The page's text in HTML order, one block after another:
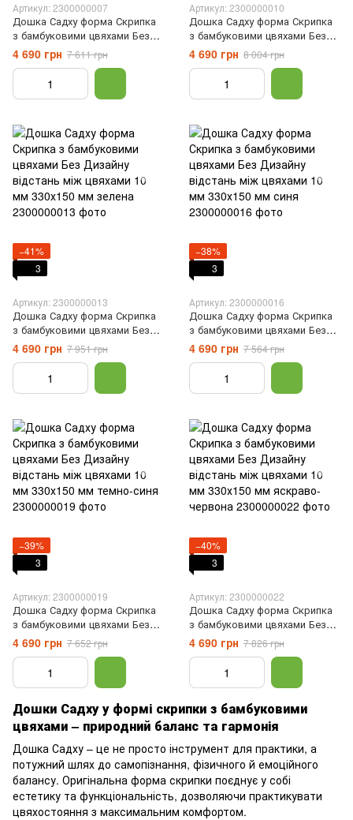
Артикул: 2300000007
Дошка Садху форма Скрипка
з бамбуковими цвяхами Без
Дизайну відстань між цвяхами
10 мм 330х150 мм червона
4 690 грн 7 611 грн
Артикул: 2300000010
Дошка Садху форма Скрипка
з бамбуковими цвяхами Без
Дизайну відстань між цвяхами
10 мм 330х150 мм коричнева
4 690 грн 8 004 грн
−41%
3
Артикул: 2300000013
Дошка Садху форма Скрипка
з бамбуковими цвяхами Без
Дизайну відстань між цвяхами
10 мм 330х150 мм зелена
4 690 грн 7 951 грн
−38%
3
Артикул: 2300000016
Дошка Садху форма Скрипка
з бамбуковими цвяхами Без
Дизайну відстань між цвяхами
10 мм 330х150 мм синя
4 690 грн 7 564 грн
−39%
3
Артикул: 2300000019
Дошка Садху форма Скрипка
з бамбуковими цвяхами Без
Дизайну відстань між цвяхами
10 мм 330х150 мм темно-синя
4 690 грн 7 652 грн
−40%
3
Артикул: 2300000022
Дошка Садху форма Скрипка
з бамбуковими цвяхами Без
Дизайну відстань між цвяхами
10 мм 330х150 мм яскраво-
червона
4 690 грн 7 826 грн
Дошки Садху у формі скрипки з бамбуковими
цвяхами – природний баланс та гармонія
Дошка Садху – це не просто інструмент для практики, а
потужний шлях до самопізнання, фізичного й емоційного
балансу. Оригінальна форма скрипки поєднує у собі
естетику та функціональність, дозволяючи практикувати
цвяхостояння з максимальним комфортом.